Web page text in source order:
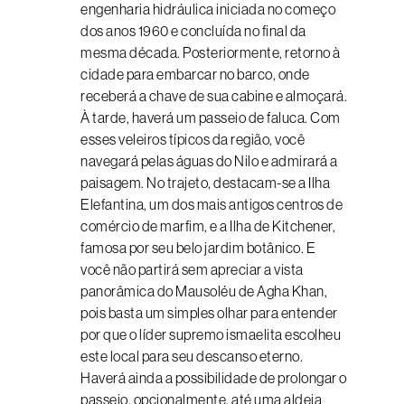
engenharia hidráulica iniciada no começo
dos anos 1960 e concluída no final da
mesma década. Posteriormente, retorno à
cidade para embarcar no barco, onde
receberá a chave de sua cabine e almoçará.
À tarde, haverá um passeio de faluca. Com
esses veleiros típicos da região, você
navegará pelas águas do Nilo e admirará a
paisagem. No trajeto, destacam-se a Ilha
Elefantina, um dos mais antigos centros de
comércio de marfim, e a Ilha de Kitchener,
famosa por seu belo jardim botânico. E
você não partirá sem apreciar a vista
panorâmica do Mausoléu de Agha Khan,
pois basta um simples olhar para entender
por que o líder supremo ismaelita escolheu
este local para seu descanso eterno.
Haverá ainda a possibilidade de prolongar o
passeio, opcionalmente, até uma aldeia